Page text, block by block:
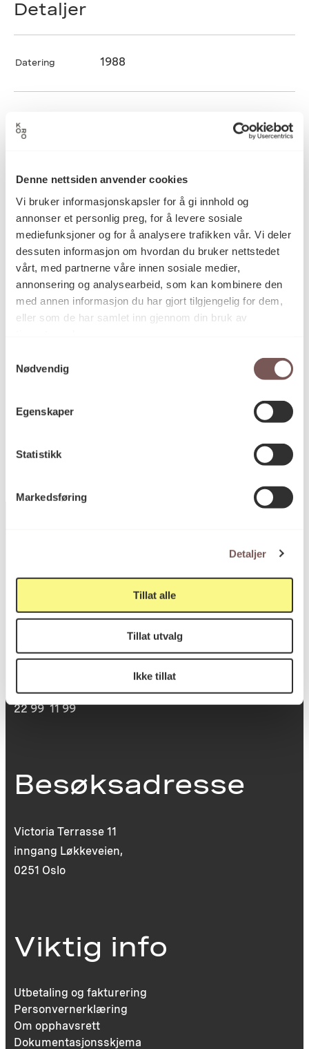
Denne nettsiden anvender cookies
Vi bruker informasjonskapsler for å gi innhold og
annonser et personlig preg, for å levere sosiale
mediefunksjoner og for å analysere trafikken vår. Vi deler
dessuten informasjon om hvordan du bruker nettstedet
vårt, med partnerne våre innen sosiale medier,
annonsering og analysearbeid, som kan kombinere den
med annen informasjon du har gjort tilgjengelig for dem,
eller som de har samlet inn gjennom din bruk av
Nødvendig
Egenskaper
Statistikk
Markedsføring
Detaljer
Tillat alle
Tillat utvalg
Ikke tillat
Detaljer
Datering 1988
Kategori Maleri
Teknikk og
Oljemaling på lerret
Mål
Dybde: 0cm
Reference
Postadresse
Postboks 6994
0130 Oslo
post@koro.no
22 99 11 99
Besøksadresse
Victoria Terrasse 11
inngang Løkkeveien,
0251 Oslo
Viktig info
Utbetaling og fakturering
Personvernerklæring
Om opphavsrett
Dokumentasjonsskjema